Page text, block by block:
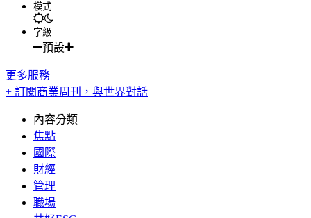
模式
字級
預設
更多服務
+ 訂閱商業周刊，與世界對話
內容分類
焦點
國際
財經
管理
職場